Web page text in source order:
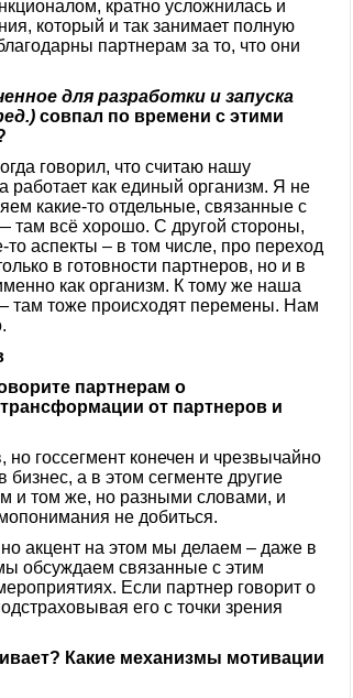
кратно усложнилась и
который и так занимает полную
партнерам за то, что они
для разработки и запуска
совпал по времени с этими
говорил, что считаю нашу
работает как единый организм. Я не
какие-то отдельные, связанные с
там всё хорошо. С другой стороны,
аспекты – в том числе, про переход
в готовности партнеров, но и в
как организм. К тому же наша
там тоже происходят перемены. Нам
партнерам о
от партнеров и
госсегмент конечен и чрезвычайно
а в этом сегменте другие
и том же, но разными словами, и
не добиться.
но акцент на этом мы делаем – даже в
обсуждаем связанные с этим
Если партнер говорит о
его с точки зрения
Какие механизмы мотивации